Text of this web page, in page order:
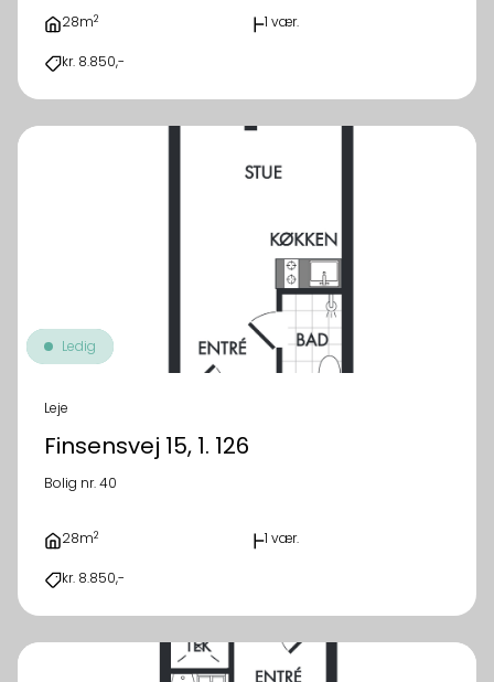
28m2 1 vær.
kr. 8.850,-
Ledig
Leje
Finsensvej 15, 1. 126
Bolig nr. 40
28m2 1 vær.
kr. 8.850,-